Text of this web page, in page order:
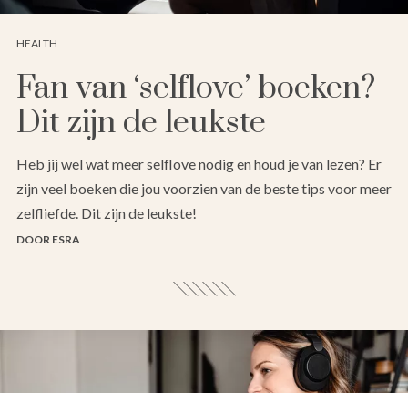
HEALTH
Fan van ‘selflove’ boeken?
Dit zijn de leukste
Heb jij wel wat meer selflove nodig en houd je van lezen? Er
zijn veel boeken die jou voorzien van de beste tips voor meer
zelfliefde. Dit zijn de leukste!
DOOR ESRA